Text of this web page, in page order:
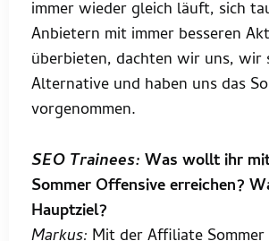
immer wieder gleich läuft, sich
Anbietern mit immer besseren
überbieten, dachten wir uns, wir
Alternative und haben uns das
vorgenommen.
SEO Trainees: Was wollt ihr
Sommer Offensive erreichen?
Hauptziel?